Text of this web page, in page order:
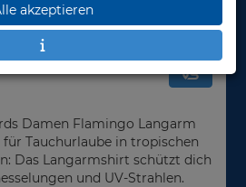
Damen Flamingo Langarm
Tauchurlaube in tropischen
Das Langarmshirt schützt dich
und UV-Strahlen.
akzeptieren